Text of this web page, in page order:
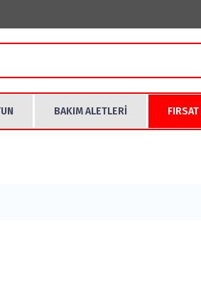
BAKIM ALETLERİ